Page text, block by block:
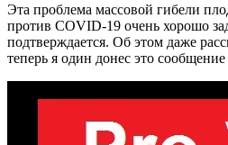
Эта проблема массовой гибели
против COVID-19 очень хорошо
подтверждается. Об этом даже
теперь я один донес это